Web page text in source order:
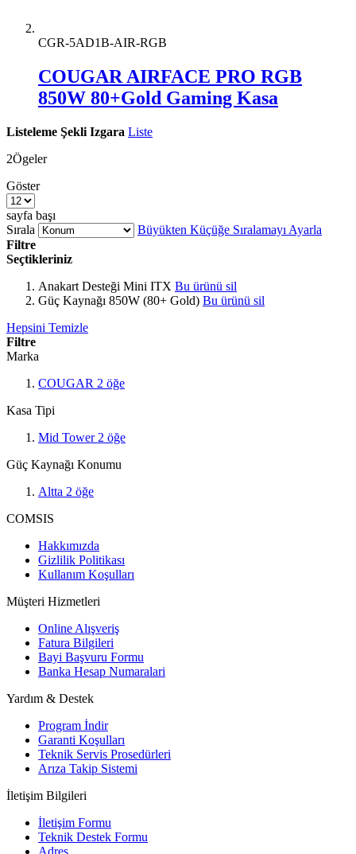
CGR-5AD1B-AIR-RGB
COUGAR AIRFACE PRO RGB
850W 80+Gold Gaming Kasa
Listeleme Şekli Izgara Liste
2Ögeler
Göster
sayfa başı
Sırala
Büyükten Küçüğe Sıralamayı Ayarla
Filtre
Seçtikleriniz
Anakart Desteği Mini ITX Bu ürünü sil
Güç Kaynağı 850W (80+ Gold) Bu ürünü sil
Hepsini Temizle
Filtre
Marka
COUGAR 2 öğe
Kasa Tipi
Mid Tower 2 öğe
Güç Kaynağı Konumu
Altta 2 öğe
COMSIS
Hakkımızda
Gizlilik Politikası
Kullanım Koşulları
Müşteri Hizmetleri
Online Alışveriş
Fatura Bilgileri
Bayi Başvuru Formu
Banka Hesap Numaralari
Yardım & Destek
Program İndir
Garanti Koşulları
Teknik Servis Prosedürleri
Arıza Takip Sistemi
İletişim Bilgileri
İletişim Formu
Teknik Destek Formu
Adres